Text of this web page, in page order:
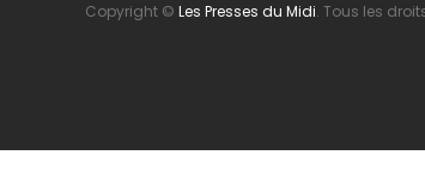
Copyright© Les Presses du Midi. Tous les